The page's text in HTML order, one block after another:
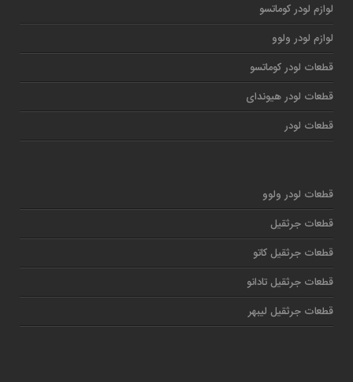
لوازم لودر کوماتسو
لوازم لودر ولوو
قطعات لودر کوماتسو
قطعات لودر هیوندای
قطعات لودر
قطعات لودر ولوو
قطعات جرثقیل
قطعات جرثقیل کاتو
قطعات جرثقیل تادانو
قطعات جرثقیل لیبهر